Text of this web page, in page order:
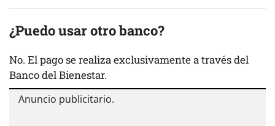
¿Puedo usar otro banco?
No. El pago se realiza exclusivamente a través del
Banco del Bienestar.